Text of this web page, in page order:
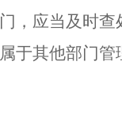
，应当及时查
属于其他部门